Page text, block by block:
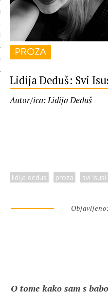
PROZA
Lidija Deduš: Svi
Autor/ica: Lidija Deduš
lidija dedus proza svi
O tome kako sam s